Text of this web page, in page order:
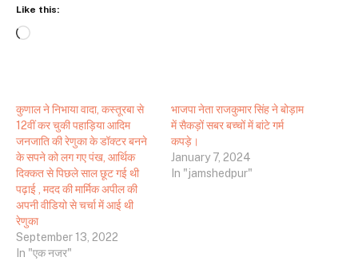
Like this:
Loading…
कुणाल ने निभाया वादा, कस्तूरबा से
12वीं कर चुकी पहाड़िया आदिम
जनजाति की रेणुका के डॉक्टर बनने
के सपने को लग गए पंख, आर्थिक
दिक्कत से पिछले साल छूट गई थी
पढ़ाई , मदद की मार्मिक अपील की
अपनी वीडियो से चर्चा में आई थी
रेणुका
September 13, 2022
In "एक नजर"
भाजपा नेता राजकुमार सिंह ने बोड़ाम
में सैकड़ों सबर बच्चों में बांटे गर्म
कपड़े।
January 7, 2024
In "jamshedpur"